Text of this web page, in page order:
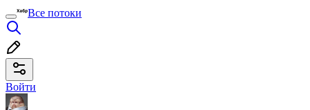
Все потоки
Войти